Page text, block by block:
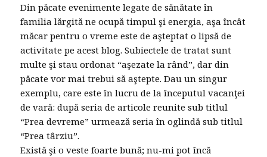
Din păcate evenimente legate de sănătate în
familia lărgită ne ocupă timpul şi energia, aşa încât
măcar pentru o vreme este de aşteptat o lipsă de
activitate pe acest blog. Subiectele de tratat sunt
multe şi stau ordonat “aşezate la rând”, dar din
păcate vor mai trebui să aştepte. Dau un singur
exemplu, care este în lucru de la începutul vacanţei
de vară: după seria de articole reunite sub titlul
“Prea devreme” urmează seria în oglindă sub titlul
“Prea târziu”.
Există şi o veste foarte bună; nu-mi pot încă